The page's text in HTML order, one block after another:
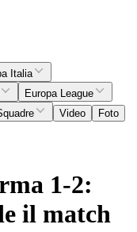
Italia
Europa League
Video
Foto
1-2:
il match